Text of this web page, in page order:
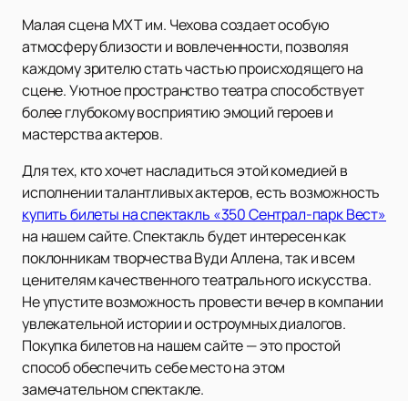
Малая сцена МХТ им. Чехова создает особую
атмосферу близости и вовлеченности, позволяя
каждому зрителю стать частью происходящего на
сцене. Уютное пространство театра способствует
более глубокому восприятию эмоций героев и
мастерства актеров.
Для тех, кто хочет насладиться этой комедией в
исполнении талантливых актеров, есть возможность
купить билеты на спектакль «350 Сентрал-парк Вест»
на нашем сайте. Спектакль будет интересен как
поклонникам творчества Вуди Аллена, так и всем
ценителям качественного театрального искусства.
Не упустите возможность провести вечер в компании
увлекательной истории и остроумных диалогов.
Покупка билетов на нашем сайте — это простой
способ обеспечить себе место на этом
замечательном спектакле.